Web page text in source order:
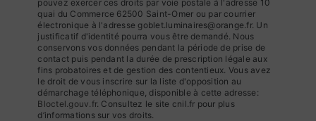
pouvez exercer ces droits par voie postale à l'adresse 10
quai du Commerce 62500 Saint-Omer ou par courrier
électronique à l'adresse goblet.luminaires@orange.fr. Un
justificatif d'identité pourra vous être demandé. Nous
conservons vos données pendant la période de prise de
contact puis pendant la durée de prescription légale aux
fins probatoires et de gestion des contentieux. Vous avez
le droit de vous inscrire sur la liste d'opposition au
démarchage téléphonique, disponible à cette adresse:
Bloctel.gouv.fr. Consultez le site cnil.fr pour plus
d’informations sur vos droits.